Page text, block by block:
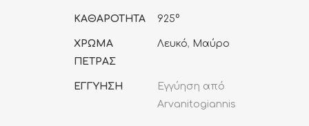
ΚΑΘΑΡΟΤΗΤΑ 925°
ΧΡΩΜΑ
ΠΕΤΡΑΣ
Λευκό, Μαύρο
ΕΓΓΥΗΣΗ
Εγγύηση από
Arvanitogiannis